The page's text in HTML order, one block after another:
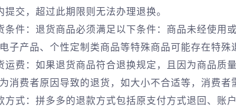
提交，超过此期限则无法办理退换。
条件：退货商品必须满足以下条件：商品未经使用
子产品、个性定制类商品等特殊商品可能存在特殊
运费：如果退货商品符合退换规定，且因为商品质
消费者原因导致的退货，如大小不合适等，消费者
方式：拼多多的退款方式包括原支付方式退回、账